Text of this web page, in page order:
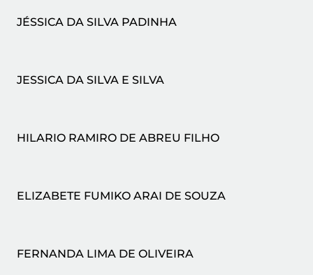
JÉSSICA DA SILVA PADINHA
JESSICA DA SILVA E SILVA
HILARIO RAMIRO DE ABREU FILHO
ELIZABETE FUMIKO ARAI DE SOUZA
FERNANDA LIMA DE OLIVEIRA